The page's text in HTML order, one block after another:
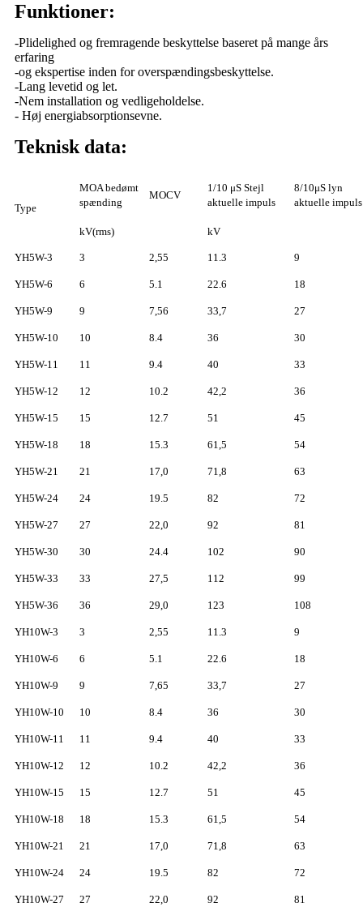
Funktioner:
-Plidelighed og fremragende beskyttelse baseret på mange års
erfaring
-og ekspertise inden for overspændingsbeskyttelse.
-Lang levetid og let.
-Nem installation og vedligeholdelse.
- Høj energiabsorptionsevne.
Teknisk data:
Type
MOA bedømt
spænding
MOCV
1/10 μS Stejl
aktuelle impuls
8/10μS lyn
aktuelle impuls
kV(rms) kV
YH5W-3 3 2,55 11.3 9
YH5W-6 6 5.1 22.6 18
YH5W-9 9 7,56 33,7 27
YH5W-10 10 8.4 36 30
YH5W-11 11 9.4 40 33
YH5W-12 12 10.2 42,2 36
YH5W-15 15 12.7 51 45
YH5W-18 18 15.3 61,5 54
YH5W-21 21 17,0 71,8 63
YH5W-24 24 19.5 82 72
YH5W-27 27 22,0 92 81
YH5W-30 30 24.4 102 90
YH5W-33 33 27,5 112 99
YH5W-36 36 29,0 123 108
YH10W-3 3 2,55 11.3 9
YH10W-6 6 5.1 22.6 18
YH10W-9 9 7,65 33,7 27
YH10W-10 10 8.4 36 30
YH10W-11 11 9.4 40 33
YH10W-12 12 10.2 42,2 36
YH10W-15 15 12.7 51 45
YH10W-18 18 15.3 61,5 54
YH10W-21 21 17,0 71,8 63
YH10W-24 24 19.5 82 72
YH10W-27 27 22,0 92 81